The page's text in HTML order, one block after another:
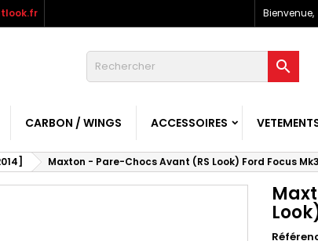
Bienvenue,

CARBON / WINGS ACCESSOIRES
Maxton - Pare-Chocs Avant (RS Look) Ford Focus